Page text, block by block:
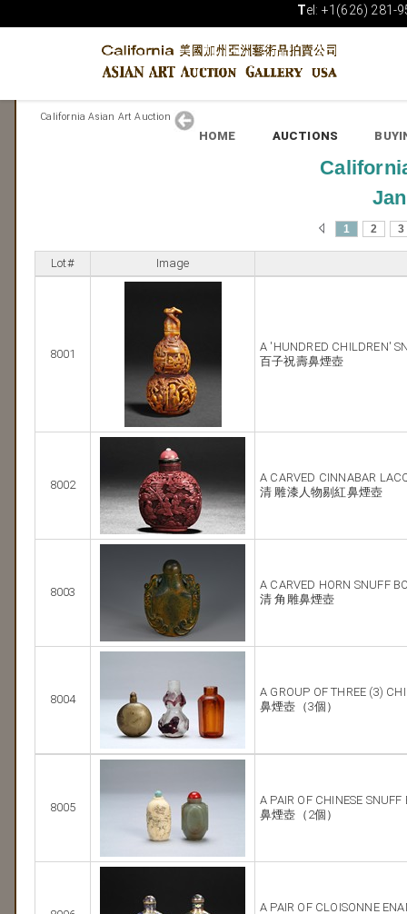
HOME AUCTIONS
Tel: +1(626) 281-
California Asian Art Auction
1 2 3
Lot# Image
8001
A 'HUNDRED CHILDREN'
百子祝壽鼻煙壺
8002
A CARVED CINNABAR
清 雕漆人物剔紅鼻煙壺
8003
A CARVED HORN SNUFF
清 角雕鼻煙壺
8004
A GROUP OF THREE (3)
鼻煙壺（3個）
8005
A PAIR OF CHINESE SNUFF
鼻煙壺（2個）
A PAIR OF CLOISONNE